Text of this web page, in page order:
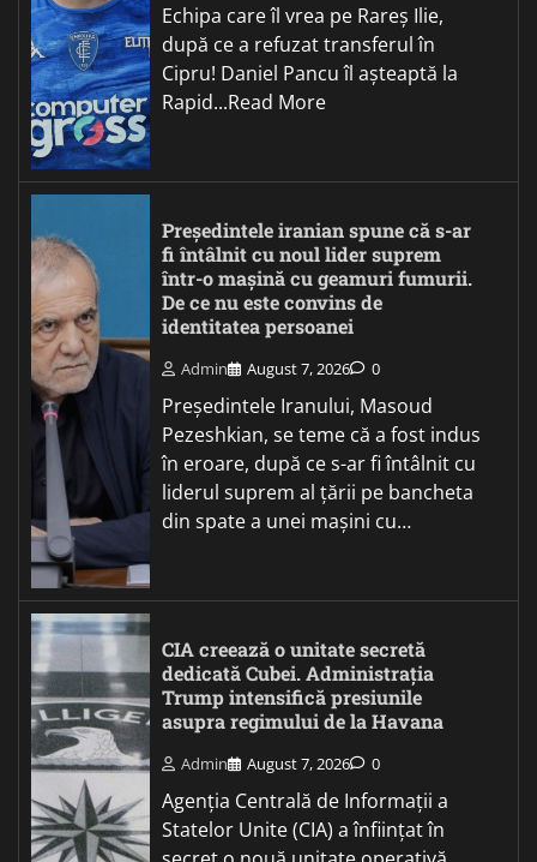
Echipa care îl vrea pe Rareș Ilie,
după ce a refuzat transferul în
Cipru! Daniel Pancu îl așteaptă la
Rapid...Read More
Președintele iranian spune că s-ar
fi întâlnit cu noul lider suprem
într-o mașină cu geamuri fumurii.
De ce nu este convins de
identitatea persoanei
Admin August 7, 2026 0
Președintele Iranului, Masoud
Pezeshkian, se teme că a fost indus
în eroare, după ce s-ar fi întâlnit cu
liderul suprem al țării pe bancheta
din spate a unei mașini cu…
CIA creează o unitate secretă
dedicată Cubei. Administrația
Trump intensifică presiunile
asupra regimului de la Havana
Admin August 7, 2026 0
Agenția Centrală de Informații a
Statelor Unite (CIA) a înființat în